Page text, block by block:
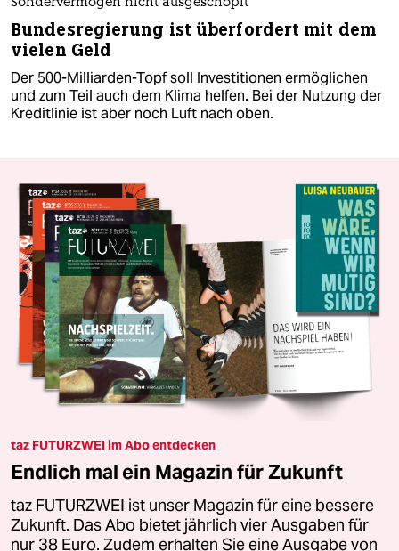
Sondervermögen nicht ausgeschöpft
Bundesregierung ist überfordert mit dem
vielen Geld
Der 500-Milliarden-Topf soll Investitionen ermöglichen
und zum Teil auch dem Klima helfen. Bei der Nutzung der
Kreditlinie ist aber noch Luft nach oben.
taz FUTURZWEI im Abo entdecken
Endlich mal ein Magazin für Zukunft
taz FUTURZWEI ist unser Magazin für eine bessere
Zukunft. Das Abo bietet jährlich vier Ausgaben für
nur 38 Euro. Zudem erhalten Sie eine Ausgabe von